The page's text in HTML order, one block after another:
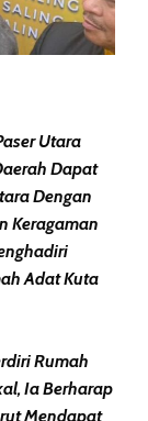
Utara
Dapat
Dengan
Keragaman
Adat Kuta
Rumah
Ia Berharap
Mendapat